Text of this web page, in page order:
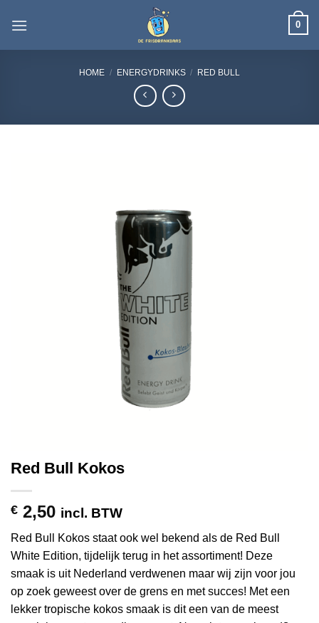
naar
0
HOME / ENERGYDRINKS / RED BULL
Red Bull Kokos
€ 2,50 incl. BTW
Red Bull Kokos staat ook wel bekend als de Red Bull
White Edition, tijdelijk terug in het assortiment! Deze
smaak is uit Nederland verdwenen maar wij zijn voor jou
op zoek geweest over de grens en met succes! Met een
lekker tropische kokos smaak is dit een van de meest